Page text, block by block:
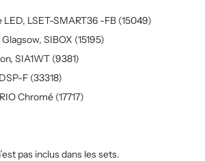
LSET-SMART36 -FB (15049)
SIBOX (15195)
SIA1WT (9381)
F (33318)
Chromé (17717)
pas inclus dans les sets.